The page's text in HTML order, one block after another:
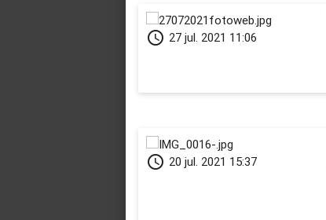
schedule 27 jul. 2021 11:06
schedule 20 jul. 2021 15:37